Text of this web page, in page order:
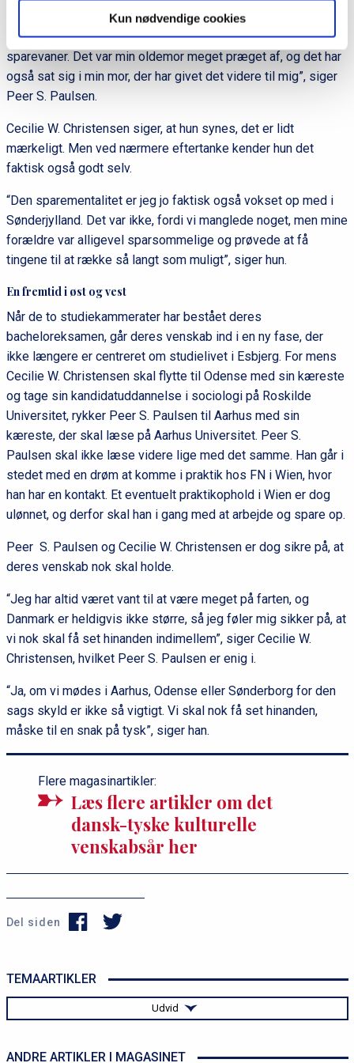
Kun nødvendige cookies
længere. Det er jeg jo vokset op med, så det er helt
almindeligt for mig. Jeg tror, det er efterkrigstidens
sparevaner. Det var min oldemor meget præget af, og det har
også sat sig i min mor, der har givet det videre til mig”, siger
Peer S. Paulsen.
Cecilie W. Christensen siger, at hun synes, det er lidt
mærkeligt. Men ved nærmere eftertanke kender hun det
faktisk også godt selv.
“Den sparementalitet er jeg jo faktisk også vokset op med i
Sønderjylland. Det var ikke, fordi vi manglede noget, men mine
forældre var alligevel sparsommelige og prøvede at få
tingene til at række så langt som muligt”, siger hun.
En fremtid i øst og vest
Når de to studiekammerater har bestået deres
bacheloreksamen, går deres venskab ind i en ny fase, der
ikke længere er centreret om studielivet i Esbjerg. For mens
Cecilie W. Christensen skal flytte til Odense med sin kæreste
og tage sin kandidatuddannelse i sociologi på Roskilde
Universitet, rykker Peer S. Paulsen til Aarhus med sin
kæreste, der skal læse på Aarhus Universitet. Peer S.
Paulsen skal ikke læse videre lige med det samme. Han går i
stedet med en drøm at komme i praktik hos FN i Wien, hvor
han har en kontakt. Et eventuelt praktikophold i Wien er dog
ulønnet, og derfor skal han i gang med at arbejde og spare op.
Peer S. Paulsen og Cecilie W. Christensen er dog sikre på, at
deres venskab nok skal holde.
“Jeg har altid været vant til at være meget på farten, og
Danmark er heldigvis ikke større, så jeg føler mig sikker på, at
vi nok skal få set hinanden indimellem”, siger Cecilie W.
Christensen, hvilket Peer S. Paulsen er enig i.
“Ja, om vi mødes i Aarhus, Odense eller Sønderborg for den
sags skyld er ikke så vigtigt. Vi skal nok få set hinanden,
måske til en snak på tysk”, siger han.
Flere magasinartikler:
Læs flere artikler om det
dansk-tyske kulturelle
venskabsår her
Del siden
TEMAARTIKLER
Udvid
ANDRE ARTIKLER I MAGASINET